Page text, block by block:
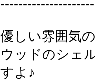
優しい雰囲気
ウッドのシェ
すよ♪